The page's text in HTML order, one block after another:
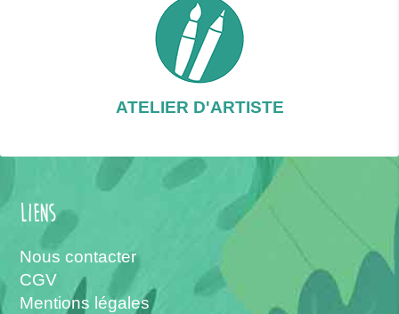
ATELIER D'ARTISTE
Liens
Nous contacter
CGV
Mentions légales